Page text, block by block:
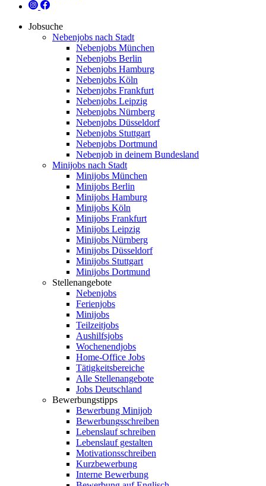
Jobsuche
Nebenjobs nach Stadt
Nebenjobs München
Nebenjobs Berlin
Nebenjobs Hamburg
Nebenjobs Köln
Nebenjobs Frankfurt
Nebenjobs Leipzig
Nebenjobs Nürnberg
Nebenjobs Düsseldorf
Nebenjobs Stuttgart
Nebenjobs Dortmund
Nebenjob in deinem Bundesland
Minijobs nach Stadt
Minijobs München
Minijobs Berlin
Minijobs Hamburg
Minijobs Köln
Minijobs Frankfurt
Minijobs Leipzig
Minijobs Nürnberg
Minijobs Düsseldorf
Minijobs Stuttgart
Minijobs Dortmund
Stellenangebote
Nebenjobs
Ferienjobs
Minijobs
Teilzeitjobs
Aushilfsjobs
Wochenendjobs
Home-Office Jobs
Tätigkeitsbereiche
Alle Stellenangebote
Jobs Deutschland
Bewerbungstipps
Bewerbung Minijob
Bewerbungsschreiben
Lebenslauf schreiben
Lebenslauf gestalten
Motivationsschreiben
Kurzbewerbung
Interne Bewerbung